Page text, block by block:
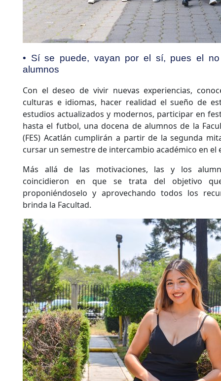
• Sí se puede, vayan por el sí, pues el
alumnos
Con el deseo de vivir nuevas experiencias,
culturas e idiomas, hacer realidad el sueño de
estudios actualizados y modernos, participar en
hasta el futbol, una docena de alumnos de la
(FES) Acatlán cumplirán a partir de la segunda
cursar un semestre de intercambio académico en el
Más allá de las motivaciones, las y los
coincidieron en que se trata del objetivo
proponiéndoselo y aprovechando todos los
brinda la Facultad.